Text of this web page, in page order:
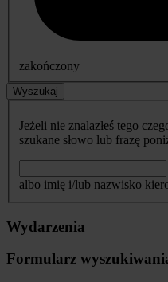
zakończony
Wyszukaj
Jeżeli nie znalazłeś tego
szukane słowo lub frazę
albo imię i/lub nazwisko
Wydarzenia
Formularz